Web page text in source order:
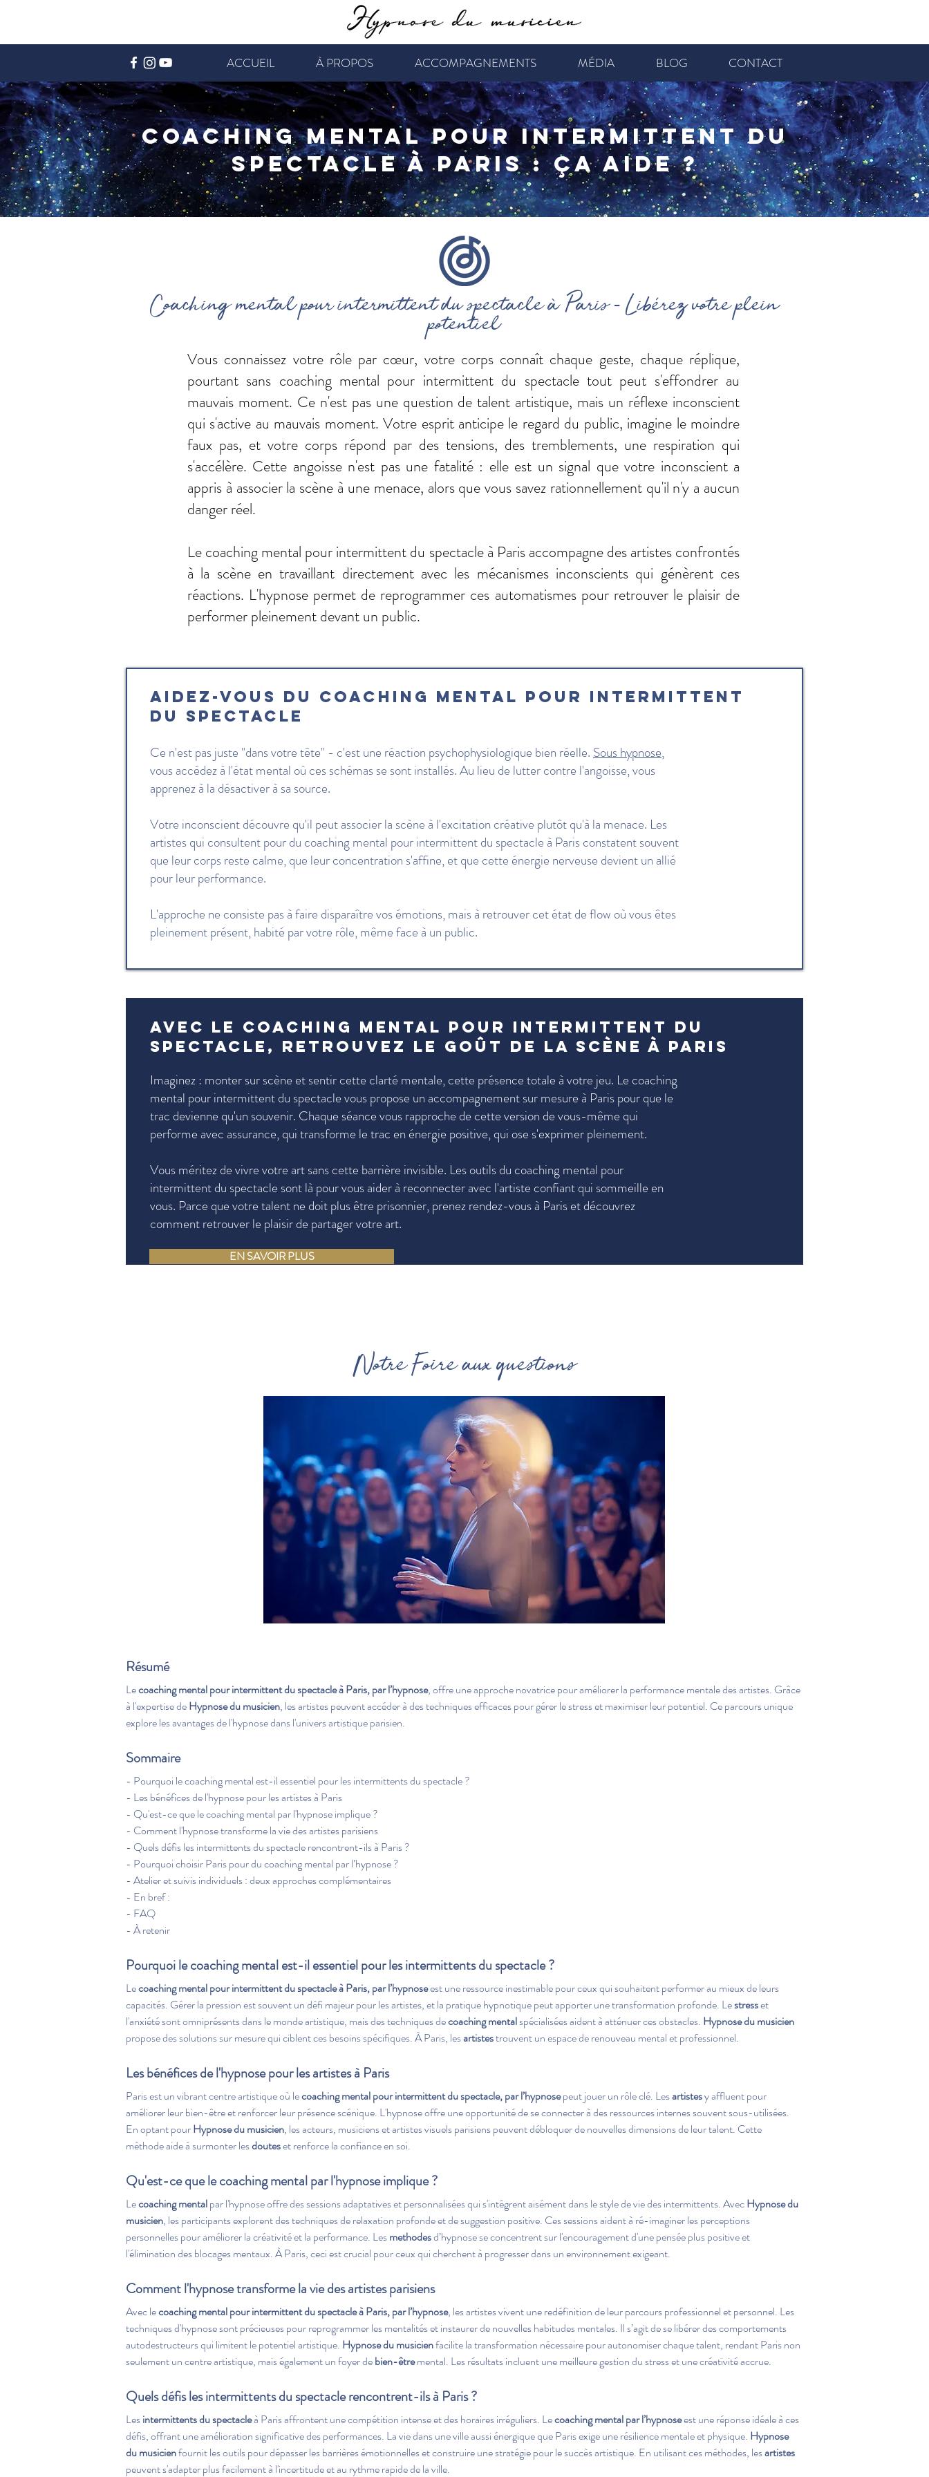
ACCUEIL À PROPOS ACCOMPAGNEMENTS MÉDIA BLOG CONTACT
Coaching mental pour intermittent du
spectacle à Paris : ça aide ?
Coaching mental pour intermittent du spectacle à Paris - Libérez votre plein
potentiel
Vous connaissez votre rôle par cœur, votre corps connaît chaque geste, chaque réplique,
pourtant sans coaching mental pour intermittent du spectacle tout peut s'effondrer au
mauvais moment. Ce n'est pas une question de talent artistique, mais un réflexe inconscient
qui s'active au mauvais moment. Votre esprit anticipe le regard du public, imagine le moindre
faux pas, et votre corps répond par des tensions, des tremblements, une respiration qui
s'accélère. Cette angoisse n'est pas une fatalité : elle est un signal que votre inconscient a
appris à associer la scène à une menace, alors que vous savez rationnellement qu'il n'y a aucun
danger réel.
Le coaching mental pour intermittent du spectacle à Paris accompagne des artistes confrontés
à la scène en travaillant directement avec les mécanismes inconscients qui génèrent ces
réactions. L'hypnose permet de reprogrammer ces automatismes pour retrouver le plaisir de
performer pleinement devant un public.
Aidez-vous du coaching mental pour intermittent
du spectacle
Ce n'est pas juste "dans votre tête" - c'est une réaction psychophysiologique bien réelle. Sous hypnose,
vous accédez à l'état mental où ces schémas se sont installés. Au lieu de lutter contre l'angoisse, vous
apprenez à la désactiver à sa source.
Votre inconscient découvre qu'il peut associer la scène à l'excitation créative plutôt qu'à la menace. Les
artistes qui consultent pour du coaching mental pour intermittent du spectacle à Paris constatent souvent
que leur corps reste calme, que leur concentration s'affine, et que cette énergie nerveuse devient un allié
pour leur performance.
L'approche ne consiste pas à faire disparaître vos émotions, mais à retrouver cet état de flow où vous êtes
pleinement présent, habité par votre rôle, même face à un public.
Avec le coaching mental pour intermittent du
spectacle, retrouvez le goût de la scène à Paris
Imaginez : monter sur scène et sentir cette clarté mentale, cette présence totale à votre jeu. Le coaching
mental pour intermittent du spectacle vous propose un accompagnement sur mesure à Paris pour que le
trac devienne qu'un souvenir. Chaque séance vous rapproche de cette version de vous-même qui
performe avec assurance, qui transforme le trac en énergie positive, qui ose s'exprimer pleinement.
Vous méritez de vivre votre art sans cette barrière invisible. Les outils du coaching mental pour
intermittent du spectacle sont là pour vous aider à reconnecter avec l'artiste confiant qui sommeille en
vous. Parce que votre talent ne doit plus être prisonnier, prenez rendez-vous à Paris et découvrez
comment retrouver le plaisir de partager votre art.
EN SAVOIR PLUS
Notre Foire aux questions
Résumé
Le coaching mental pour intermittent du spectacle à Paris, par l’hypnose, offre une approche novatrice pour améliorer la performance mentale des artistes. Grâce
à l'expertise de Hypnose du musicien, les artistes peuvent accéder à des techniques efficaces pour gérer le stress et maximiser leur potentiel. Ce parcours unique
explore les avantages de l'hypnose dans l'univers artistique parisien.
Sommaire
- Pourquoi le coaching mental est-il essentiel pour les intermittents du spectacle ?
- Les bénéfices de l'hypnose pour les artistes à Paris
- Qu'est-ce que le coaching mental par l'hypnose implique ?
- Comment l'hypnose transforme la vie des artistes parisiens
- Quels défis les intermittents du spectacle rencontrent-ils à Paris ?
- Pourquoi choisir Paris pour du coaching mental par l’hypnose ?
- Atelier et suivis individuels : deux approches complémentaires
- En bref :
- FAQ
- À retenir
Pourquoi le coaching mental est-il essentiel pour les intermittents du spectacle ?
Le coaching mental pour intermittent du spectacle à Paris, par l’hypnose est une ressource inestimable pour ceux qui souhaitent performer au mieux de leurs
capacités. Gérer la pression est souvent un défi majeur pour les artistes, et la pratique hypnotique peut apporter une transformation profonde. Le stress et
l'anxiété sont omniprésents dans le monde artistique, mais des techniques de coaching mental spécialisées aident à atténuer ces obstacles. Hypnose du musicien
propose des solutions sur mesure qui ciblent ces besoins spécifiques. À Paris, les artistes trouvent un espace de renouveau mental et professionnel.
Les bénéfices de l'hypnose pour les artistes à Paris
Paris est un vibrant centre artistique où le coaching mental pour intermittent du spectacle, par l’hypnose peut jouer un rôle clé. Les artistes y affluent pour
améliorer leur bien-être et renforcer leur présence scénique. L'hypnose offre une opportunité de se connecter à des ressources internes souvent sous-utilisées.
En optant pour Hypnose du musicien, les acteurs, musiciens et artistes visuels parisiens peuvent débloquer de nouvelles dimensions de leur talent. Cette
méthode aide à surmonter les doutes et renforce la confiance en soi.
Qu'est-ce que le coaching mental par l'hypnose implique ?
Le coaching mental par l'hypnose offre des sessions adaptatives et personnalisées qui s'intègrent aisément dans le style de vie des intermittents. Avec Hypnose du
musicien, les participants explorent des techniques de relaxation profonde et de suggestion positive. Ces sessions aident à ré-imaginer les perceptions
personnelles pour améliorer la créativité et la performance. Les methodes d’hypnose se concentrent sur l'encouragement d'une pensée plus positive et
l'élimination des blocages mentaux. À Paris, ceci est crucial pour ceux qui cherchent à progresser dans un environnement exigeant.
Comment l'hypnose transforme la vie des artistes parisiens
Avec le coaching mental pour intermittent du spectacle à Paris, par l’hypnose, les artistes vivent une redéfinition de leur parcours professionnel et personnel. Les
techniques d'hypnose sont précieuses pour reprogrammer les mentalités et instaurer de nouvelles habitudes mentales. Il s’agit de se libérer des comportements
autodestructeurs qui limitent le potentiel artistique. Hypnose du musicien facilite la transformation nécessaire pour autonomiser chaque talent, rendant Paris non
seulement un centre artistique, mais également un foyer de bien-être mental. Les résultats incluent une meilleure gestion du stress et une créativité accrue.
Quels défis les intermittents du spectacle rencontrent-ils à Paris ?
Les intermittents du spectacle à Paris affrontent une compétition intense et des horaires irréguliers. Le coaching mental par l’hypnose est une réponse idéale à ces
défis, offrant une amélioration significative des performances. La vie dans une ville aussi énergique que Paris exige une résilience mentale et physique. Hypnose
du musicien fournit les outils pour dépasser les barrières émotionnelles et construire une stratégie pour le succès artistique. En utilisant ces méthodes, les artistes
peuvent s'adapter plus facilement à l'incertitude et au rythme rapide de la ville.